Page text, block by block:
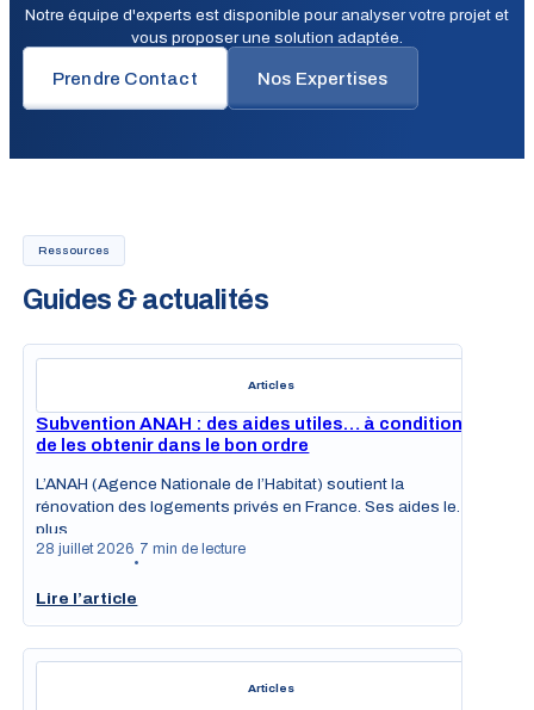
Notre équipe d'experts est disponible pour analyser votre projet et
vous proposer une solution adaptée.
Prendre Contact Nos Expertises
Ressources
Guides & actualités
Articles
Subvention ANAH : des aides utiles… à condition
de les obtenir dans le bon ordre
L’ANAH (Agence Nationale de l’Habitat) soutient la
rénovation des logements privés en France. Ses aides les
plus…
28 juillet 2026
•
7 min de lecture
Lire l’article
Articles